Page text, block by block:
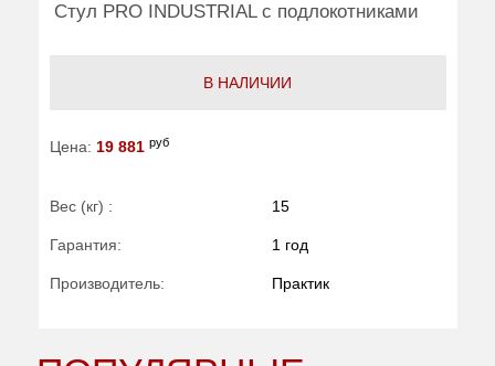
Стул PRO INDUSTRIAL с подлокотниками
В НАЛИЧИИ
Цена: 19 881 руб
Вес (кг) : 15
Гарантия: 1 год
Производитель: Практик